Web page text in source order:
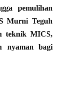
pemulihan
Murni Teguh
teknik MICS,
nyaman bagi